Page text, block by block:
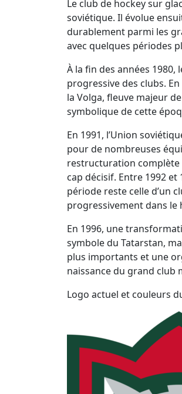
Le club de hockey sur
soviétique. Il évolue
durablement parmi les
avec quelques périodes
À la fin des années
progressive des clubs.
la Volga, fleuve majeur
symbolique de cette
En 1991, l’Union
pour de nombreuses
restructuration complète
cap décisif. Entre 1992
période reste celle d’un
progressivement dans le
En 1996, une
symbole du Tatarstan,
plus importants et une
naissance du grand club
Logo actuel et couleurs